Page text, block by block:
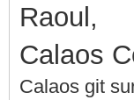
Raoul,
Calaos
Calaos git